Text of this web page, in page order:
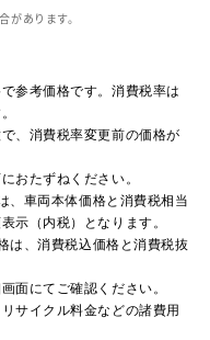
があります。
参考価格です。消費税率は
、消費税率変更前の価格が
おたずねください。
、車両本体価格と消費税相当
示（内税）となります。
は、消費税込価格と消費税抜
面にてご確認ください。
サイクル料金などの諸費用